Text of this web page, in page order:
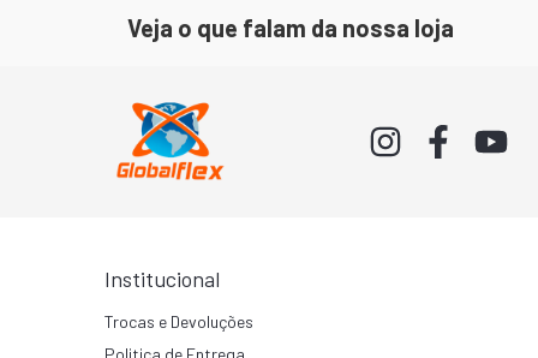
Veja o que falam da nossa loja
Institucional
Trocas e Devoluções
Politica de Entrega